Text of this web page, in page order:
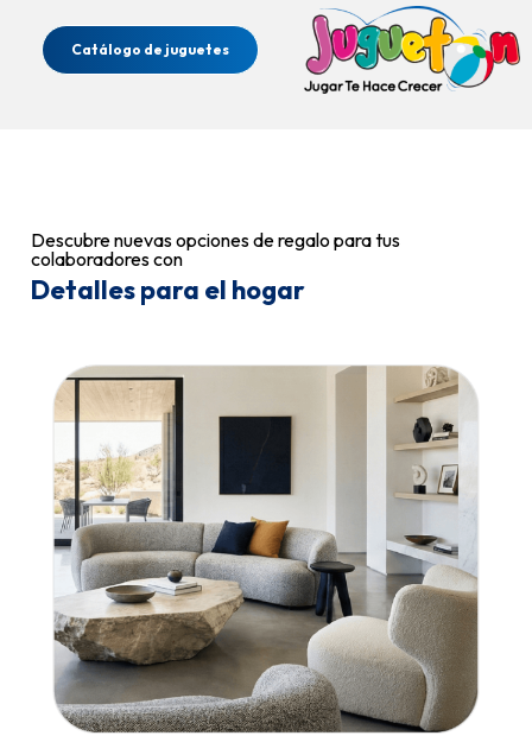
Catálogo de juguetes
Descubre nuevas opciones de regalo para tus
colaboradores con
Detalles para el hogar